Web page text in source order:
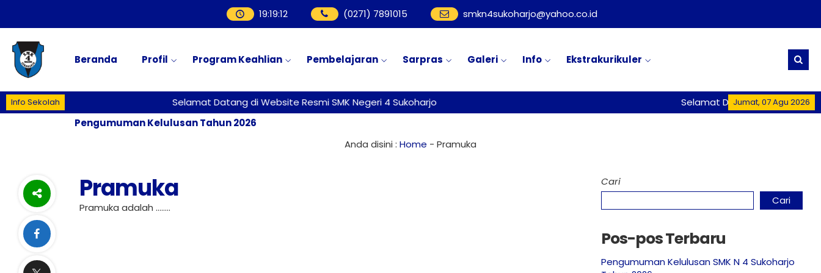
19:19:12 (0271) 7891015 smkn4sukoharjo@yahoo.co.id
Beranda Profil Program Keahlian Pembelajaran Sarpras Galeri Info Ekstrakurikuler
Pengumuman Kelulusan Tahun 2026
Info Sekolah Jumat, 07 Agu 2026
Selamat Datang di Website
Selamat Datang di Website Resmi SMK Negeri 4 Sukoharjo
Anda disini : Home - Pramuka
Pramuka
Pramuka adalah ……..
Cari
Cari
Pos-pos Terbaru
Pengumuman Kelulusan SMK N 4 Sukoharjo